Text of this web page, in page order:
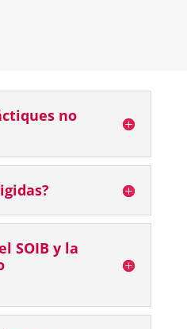
no
SOIB y la